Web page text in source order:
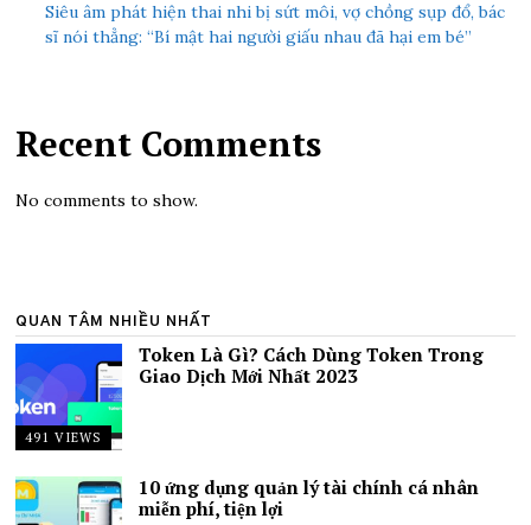
Siêu âm phát hiện thai nhi bị sứt môi, vợ chồng sụp đổ, bác
sĩ nói thẳng: “Bí mật hai người giấu nhau đã hại em bé”
Recent Comments
No comments to show.
QUAN TÂM NHIỀU NHẤT
491 VIEWS
Token Là Gì? Cách Dùng Token Trong
Giao Dịch Mới Nhất 2023
10 ứng dụng quản lý tài chính cá nhân
miễn phí, tiện lợi